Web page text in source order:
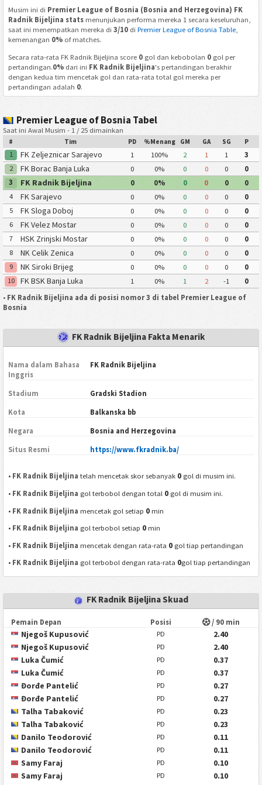
Musim ini di Premier League of Bosnia (Bosnia and Herzegovina) FK
Radnik Bijeljina statsmenunjukan performa mereka 1 secara keseluruhan,
saat ini menempatkan mereka di 3/10di Premier League of Bosnia Table,
kemenangan 0%of matches.
Secara rata-rata FK Radnik Bijeljina score 0gol dan kebobolan 0gol per
pertandingan.0%dari ini FK Radnik Bijeljina's pertandingan berakhir
dengan kedua tim mencetak gol dan rata-rata total gol mereka per
pertandingan adalah 0.
Premier League of Bosnia Tabel
Saat ini Awal Musim - 1 / 25 dimainkan
# Tim PD %Menang GM GA SG P
1 FK Zeljeznicar Sarajevo 1 100% 2 1 1
3
2
FK Borac Banja Luka 0 0% 0 0 0
0
3
FK Radnik Bijeljina 0 0% 0 0 0
0
4
FK Sarajevo 0 0% 0 0 0
0
5
FK Sloga Doboj 0 0% 0 0 0
0
6
FK Velez Mostar 0 0% 0 0 0
0
7
HSK Zrinjski Mostar 0 0% 0 0 0
0
8
NK Celik Zenica 0 0% 0 0 0
0
9
NK Siroki Brijeg 0 0% 0 0 0
0
10
FK BSK Banja Luka 1 0% 1 2 -1
0
• FK Radnik Bijeljina ada di posisi nomor 3 di tabel Premier League of
Bosnia
FK Radnik Bijeljina Fakta Menarik
Nama dalam Bahasa
Inggris
FK Radnik Bijeljina
Stadium Gradski Stadion
Kota Balkanska bb
Negara Bosnia and Herzegovina
Situs Resmi https://www.fkradnik.ba/
• FK Radnik Bijeljina telah mencetak skor sebanyak 0 gol di musim ini.
• FK Radnik Bijeljina gol terbobol dengan total 0 gol di musim ini.
• FK Radnik Bijeljina mencetak gol setiap 0 min
• FK Radnik Bijeljina gol terbobol setiap 0 min
• FK Radnik Bijeljina mencetak dengan rata-rata 0 gol tiap pertandingan
• FK Radnik Bijeljina gol terbobol dengan rata-rata 0gol tiap pertandingan
FK Radnik Bijeljina Skuad
Pemain Depan Posisi / 90 min
Njegoš Kupusović PD
2.40
Njegoš Kupusović
PD
2.40
Luka Čumić
PD
0.37
Luka Čumić
PD
0.37
Đorđe Pantelić
PD
0.27
Đorđe Pantelić
PD
0.27
Talha Tabaković
PD
0.23
Talha Tabaković
PD
0.23
Danilo Teodorović
PD
0.11
Danilo Teodorović
PD
0.11
Samy Faraj
PD
0.10
Samy Faraj
PD
0.10